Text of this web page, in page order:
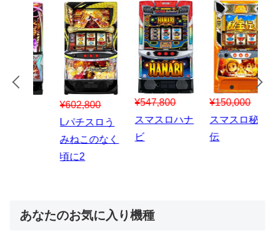
¥547,800
スマスロハナ
¥150,000
スマスロ秘宝
伝
¥1,867,800
Lパチスロ 炎
炎ノ消防隊2
あなたのお気に入り機種